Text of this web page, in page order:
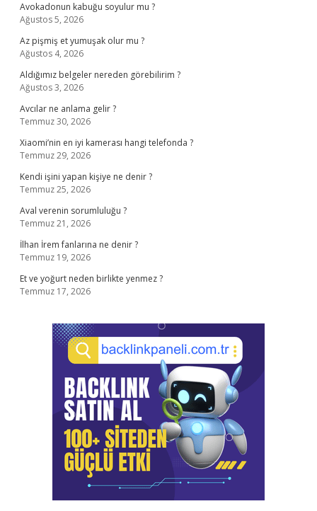
Avokadonun kabuğu soyulur mu ?
Ağustos 5, 2026
Az pişmiş et yumuşak olur mu ?
Ağustos 4, 2026
Aldığımız belgeler nereden görebilirim ?
Ağustos 3, 2026
Avcılar ne anlama gelir ?
Temmuz 30, 2026
Xiaomi’nin en iyi kamerası hangi telefonda ?
Temmuz 29, 2026
Kendi işini yapan kişiye ne denir ?
Temmuz 25, 2026
Aval verenin sorumluluğu ?
Temmuz 21, 2026
İlhan İrem fanlarına ne denir ?
Temmuz 19, 2026
Et ve yoğurt neden birlikte yenmez ?
Temmuz 17, 2026